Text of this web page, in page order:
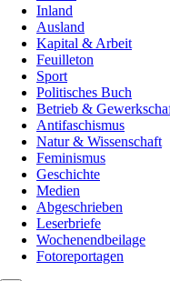
Inland
Ausland
Kapital & Arbeit
Feuilleton
Sport
Politisches Buch
Betrieb &
Antifaschismus
Natur & Wissenschaft
Feminismus
Geschichte
Medien
Abgeschrieben
Leserbriefe
Wochenendbeilage
Fotoreportagen